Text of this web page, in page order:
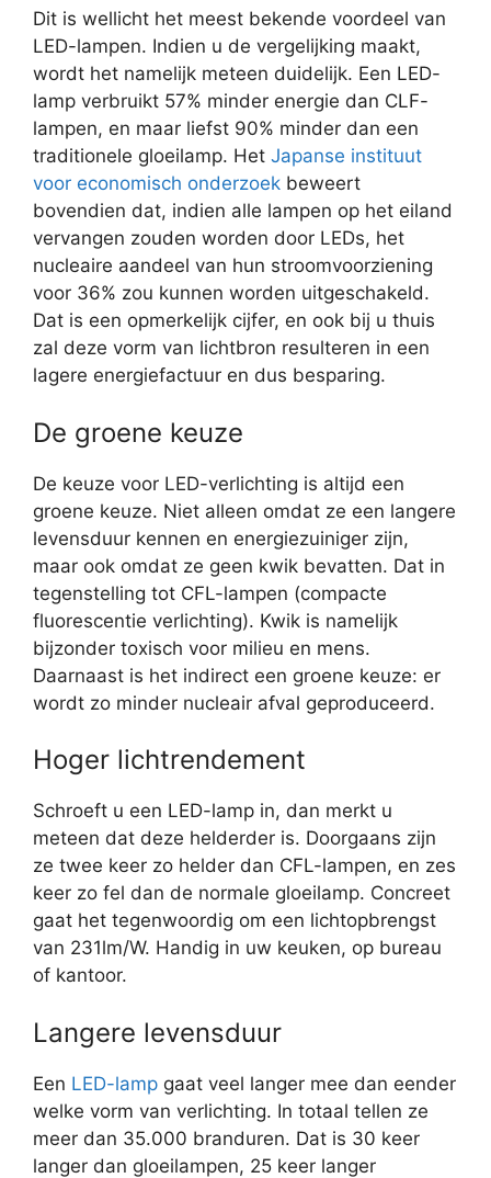
Dit is wellicht het meest bekende voordeel van
LED-lampen. Indien u de vergelijking maakt,
wordt het namelijk meteen duidelijk. Een LED-
lamp verbruikt 57% minder energie dan CLF-
lampen, en maar liefst 90% minder dan een
traditionele gloeilamp. Het Japanse instituut
voor economisch onderzoek beweert
bovendien dat, indien alle lampen op het eiland
vervangen zouden worden door LEDs, het
nucleaire aandeel van hun stroomvoorziening
voor 36% zou kunnen worden uitgeschakeld.
Dat is een opmerkelijk cijfer, en ook bij u thuis
zal deze vorm van lichtbron resulteren in een
lagere energiefactuur en dus besparing.
De groene keuze
De keuze voor LED-verlichting is altijd een
groene keuze. Niet alleen omdat ze een langere
levensduur kennen en energiezuiniger zijn,
maar ook omdat ze geen kwik bevatten. Dat in
tegenstelling tot CFL-lampen (compacte
fluorescentie verlichting). Kwik is namelijk
bijzonder toxisch voor milieu en mens.
Daarnaast is het indirect een groene keuze: er
wordt zo minder nucleair afval geproduceerd.
Hoger lichtrendement
Schroeft u een LED-lamp in, dan merkt u
meteen dat deze helderder is. Doorgaans zijn
ze twee keer zo helder dan CFL-lampen, en zes
keer zo fel dan de normale gloeilamp. Concreet
gaat het tegenwoordig om een lichtopbrengst
van 231lm/W. Handig in uw keuken, op bureau
of kantoor.
Langere levensduur
Een LED-lamp gaat veel langer mee dan eender
welke vorm van verlichting. In totaal tellen ze
meer dan 35.000 branduren. Dat is 30 keer
langer dan gloeilampen, 25 keer langer